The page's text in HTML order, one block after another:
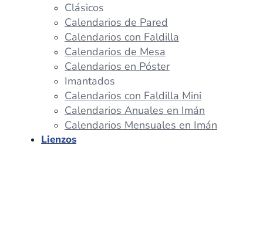
Clásicos
Calendarios de Pared
Calendarios con Faldilla
Calendarios de Mesa
Calendarios en Póster
Imantados
Calendarios con Faldilla Mini
Calendarios Anuales en Imán
Calendarios Mensuales en Imán
Lienzos